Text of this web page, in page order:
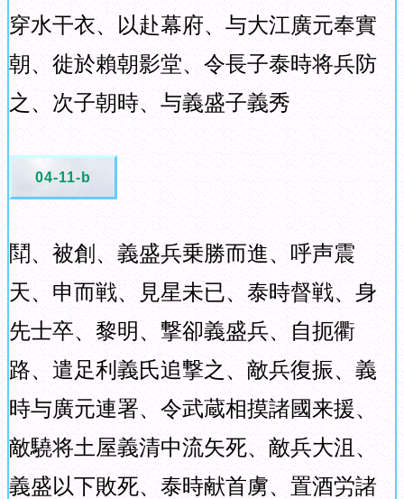
穿水干衣、以赴幕府、与大江廣元奉實
朝、徙於賴朝影堂、令長子泰時将兵防
之、次子朝時、与義盛子義秀
04-11-b
鬦、被創、義盛兵乗勝而進、呼声震
天、申而戦、見星未已、泰時督戦、身
先士卒、黎明、撃卻義盛兵、自扼衢
路、遣足利義氏追撃之、敵兵復振、義
時与廣元連署、令武蔵相摸諸國来援、
敵驍将土屋義清中流矢死、敵兵大沮、
義盛以下敗死、泰時献首虜、置酒労諸